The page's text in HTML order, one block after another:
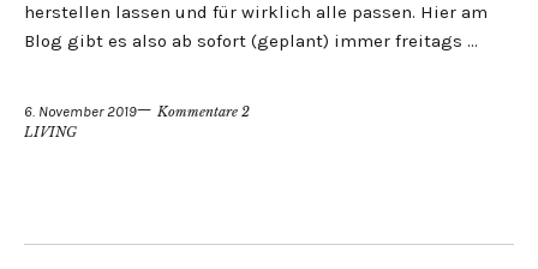
herstellen lassen und für wirklich alle passen. Hier am
Blog gibt es also ab sofort (geplant) immer freitags …
6. November 2019
Kommentare 2
LIVING